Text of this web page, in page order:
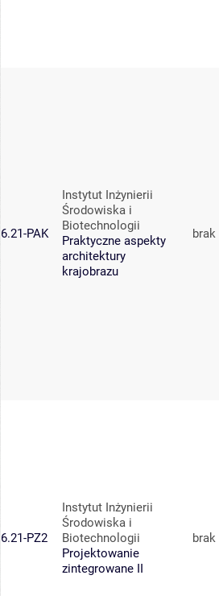
6.21-PAK
Instytut Inżynierii
Środowiska i
Biotechnologii
Praktyczne aspekty
architektury
krajobrazu
brak
6.21-PZ2
Instytut Inżynierii
Środowiska i
Biotechnologii
Projektowanie
zintegrowane II
brak